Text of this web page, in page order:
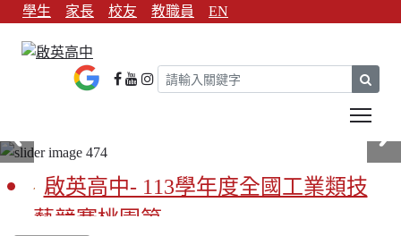
學生 家長 校友 教職員 EN
啟英高中- 113學年度全國工業類技
藝競賽桃園第一